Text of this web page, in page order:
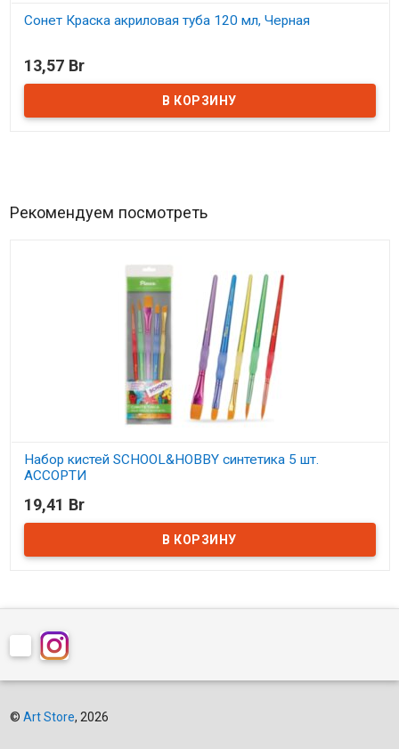
Сонет Краска акриловая туба 120 мл, Черная
13,57 Br
Рекомендуем посмотреть
Набор кистей SCHOOL&HOBBY синтетика 5 шт.
АССОРТИ
В наличии
19,41 Br
© Art Store, 2026